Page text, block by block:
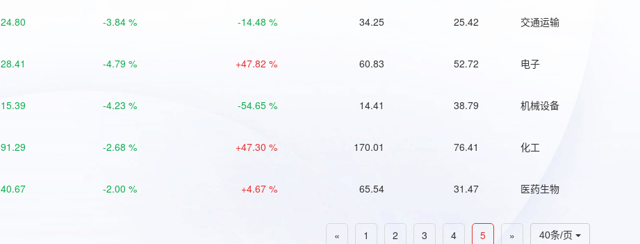
24.80 -3.84 % -14.48 % 34.25 25.42 交通运输
28.41 -4.79 % +47.82 % 60.83 52.72 电子
15.39 -4.23 % -54.65 % 14.41 38.79 机械设备
91.29 -2.68 % +47.30 % 170.01 76.41 化工
40.67 -2.00 % +4.67 % 65.54 31.47 医药生物
40条/页
« 1 2 3 4 5 »